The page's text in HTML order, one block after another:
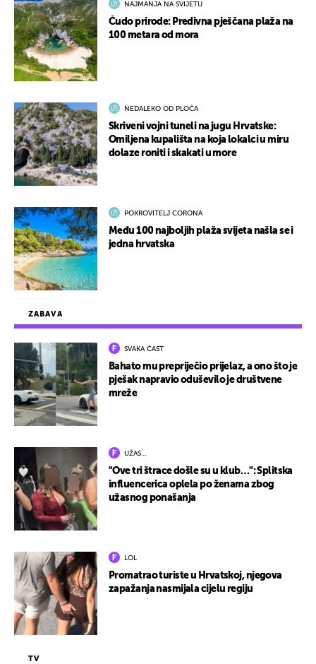
ZABAVA
SVAKA ČAST
Bahato mu prepriječio prijelaz, a ono što je
pješak napravio oduševilo je društvene
mreže
UŽAS…
"Ove tri štrace došle su u klub…": Splitska
influencerica oplela po ženama zbog
užasnog ponašanja
LOL
Promatrao turiste u Hrvatskoj, njegova
zapažanja nasmijala cijelu regiju
TV
NAJMANJA NA SVIJETU
Čudo prirode: Predivna pješčana plaža na
100 metara od mora
NEDALEKO OD PLOČA
Skriveni vojni tuneli na jugu Hrvatske:
Omiljena kupališta na koja lokalci u miru
dolaze roniti i skakati u more
POKROVITELJ CORONA
Među 100 najboljih plaža svijeta našla se i
jedna hrvatska